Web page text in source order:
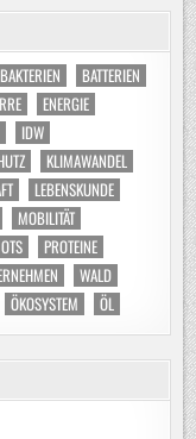
BAKTERIEN
BATTERIEN
ENERGIE
IDW
KLIMAWANDEL
LEBENSKUNDE
MOBILITÄT
OTS
PROTEINE
WALD
ÖKOSYSTEM ÖL